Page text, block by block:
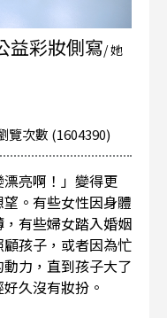
益彩妝側寫/ 她
覽次數 (1604390)
漂亮啊！」變得更
。有些女性因身體
有些婦女踏入婚姻
孩子，或者因為忙
力，直到孩子大了
久沒有妝扮。